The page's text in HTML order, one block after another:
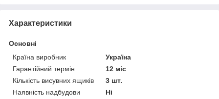
Характеристики
Основні
Країна виробник
Україна
Гарантійний термін
12 міс
Кількість висувних ящиків
3 шт.
Наявність надбудови
Ні